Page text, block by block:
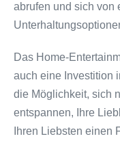
abrufen und sich von
Das Home-
auch eine Investition
die Möglichkeit, sich
entspannen, Ihre
Ihren Liebsten einen